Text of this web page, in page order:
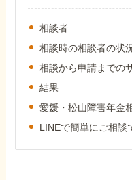
ホーム
障害年金の基礎知
相談者
相談時の相談者の状
相談から申請までの
結果
愛媛・松山障害年金
LINEで簡単にご相談